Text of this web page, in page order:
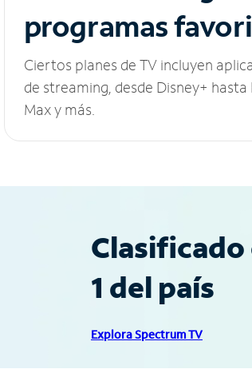
programas
Ciertos planes de TV incluyen
de streaming, desde Disney+ hasta
Max y más.
Clasificado
1 del país
Explora Spectrum TV